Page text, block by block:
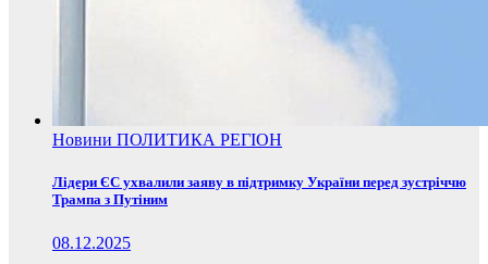
Новини ПОЛИТИКА РЕГІОН
Лідери ЄС ухвалили заяву в підтримку України перед зустріччю
Трампа з Путіним
08.12.2025